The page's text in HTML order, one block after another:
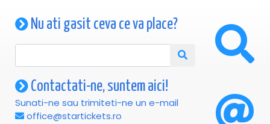
Nu ati gasit ceva ce va place?
Contactati-ne, suntem aici!
Sunati-ne sau trimiteti-ne un e-mail
office@startickets.ro